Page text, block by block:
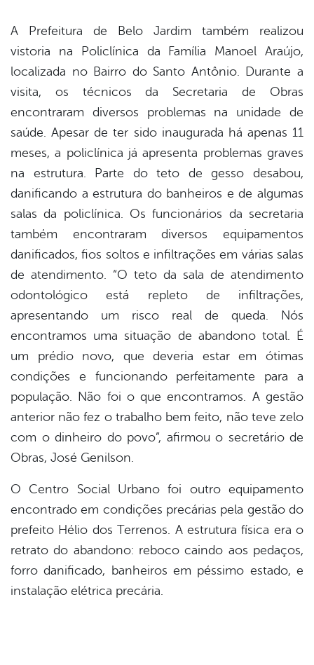
A Prefeitura de Belo Jardim também realizou
vistoria na Policlínica da Família Manoel Araújo,
localizada no Bairro do Santo Antônio. Durante a
visita, os técnicos da Secretaria de Obras
encontraram diversos problemas na unidade de
saúde. Apesar de ter sido inaugurada há apenas 11
meses, a policlínica já apresenta problemas graves
na estrutura. Parte do teto de gesso desabou,
danificando a estrutura do banheiros e de algumas
salas da policlínica. Os funcionários da secretaria
também encontraram diversos equipamentos
danificados, fios soltos e infiltrações em várias salas
de atendimento. “O teto da sala de atendimento
odontológico está repleto de infiltrações,
apresentando um risco real de queda. Nós
encontramos uma situação de abandono total. É
um prédio novo, que deveria estar em ótimas
condições e funcionando perfeitamente para a
população. Não foi o que encontramos. A gestão
anterior não fez o trabalho bem feito, não teve zelo
com o dinheiro do povo”, afirmou o secretário de
Obras, José Genilson.
O Centro Social Urbano foi outro equipamento
encontrado em condições precárias pela gestão do
prefeito Hélio dos Terrenos. A estrutura física era o
retrato do abandono: reboco caindo aos pedaços,
forro danificado, banheiros em péssimo estado, e
instalação elétrica precária.